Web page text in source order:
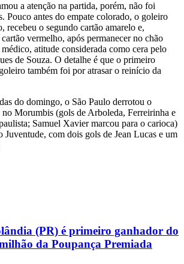
a atenção na partida, porém, não foi
Pouco antes do empate colorado, o goleiro
recebeu o segundo cartão amarelo e,
vermelho, após permanecer no chão
atitude considerada como cera pelo
de Souza. O detalhe é que o primeiro
também foi por atrasar o reinício da
do domingo, o São Paulo derrotou o
Morumbis (gols de Arboleda, Ferreirinha e
Samuel Xavier marcou para o carioca)
Juventude, com dois gols de Jean Lucas e um
(PR) é primeiro ganhador do
da Poupança Premiada